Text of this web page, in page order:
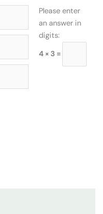
Please enter
an answer in
digits:
4 × 3 =